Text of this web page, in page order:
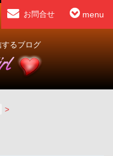
menu
お問合せ
るブログ
>